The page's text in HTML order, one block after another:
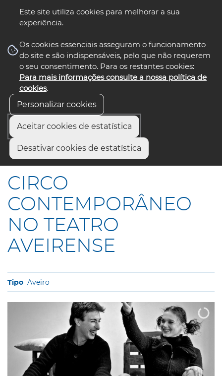
Este site utiliza cookies para melhorar a sua
experiência.
Os cookies essenciais asseguram o funcionamento
do site e são indispensáveis, pelo que não requerem
o seu consentimento. Para os restantes cookies:
Para mais informações consulte a nossa política de
cookies.
Personalizar cookies
Aceitar cookies de estatística
Desativar cookies de estatística
nos select language
Início
CIRCO CONTEMPORÂNEO NO TEATRO AVEIRENSE
CIRCO
CONTEMPORÂNEO
NO TEATRO
AVEIRENSE
Aveiro